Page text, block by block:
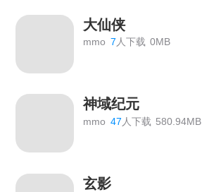
大仙侠
mmo 7 人下载 0MB
神域纪元
mmo 47 人下载 580.94MB
玄影